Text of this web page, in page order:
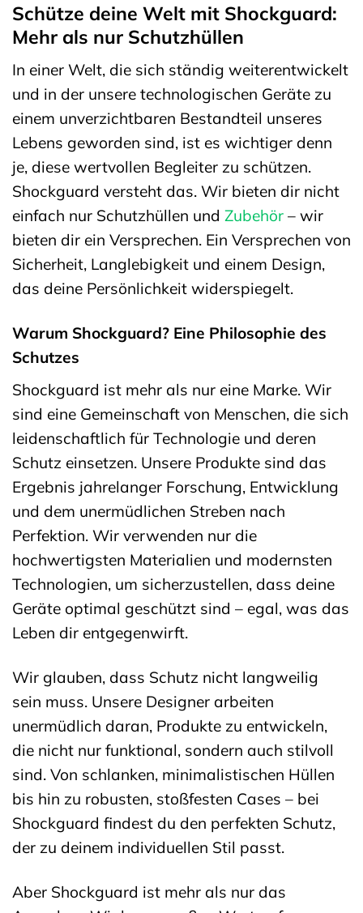
Schütze deine Welt mit Shockguard:
Mehr als nur Schutzhüllen
In einer Welt, die sich ständig weiterentwickelt
und in der unsere technologischen Geräte zu
einem unverzichtbaren Bestandteil unseres
Lebens geworden sind, ist es wichtiger denn
je, diese wertvollen Begleiter zu schützen.
Shockguard versteht das. Wir bieten dir nicht
einfach nur Schutzhüllen und Zubehör – wir
bieten dir ein Versprechen. Ein Versprechen von
Sicherheit, Langlebigkeit und einem Design,
das deine Persönlichkeit widerspiegelt.
Warum Shockguard? Eine Philosophie des
Schutzes
Shockguard ist mehr als nur eine Marke. Wir
sind eine Gemeinschaft von Menschen, die sich
leidenschaftlich für Technologie und deren
Schutz einsetzen. Unsere Produkte sind das
Ergebnis jahrelanger Forschung, Entwicklung
und dem unermüdlichen Streben nach
Perfektion. Wir verwenden nur die
hochwertigsten Materialien und modernsten
Technologien, um sicherzustellen, dass deine
Geräte optimal geschützt sind – egal, was das
Leben dir entgegenwirft.
Wir glauben, dass Schutz nicht langweilig
sein muss. Unsere Designer arbeiten
unermüdlich daran, Produkte zu entwickeln,
die nicht nur funktional, sondern auch stilvoll
sind. Von schlanken, minimalistischen Hüllen
bis hin zu robusten, stoßfesten Cases – bei
Shockguard findest du den perfekten Schutz,
der zu deinem individuellen Stil passt.
Aber Shockguard ist mehr als nur das